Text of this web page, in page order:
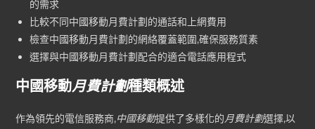
的需求
比較不同中國移動月費計劃的通話和上網費用
檢查中國移動月費計劃的網絡覆蓋範圍,確保服務質素
選擇與中國移動月費計劃配合的適合電話應用程式
中國移動月費計劃種類概述
作為領先的電信服務商,中國移動提供了多樣化的月費計劃選擇,以